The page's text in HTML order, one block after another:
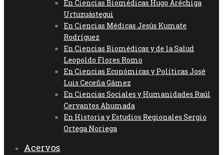
En Ciencias Biomédicas Hugo Aréchiga
Urtuzuástegui
En Ciencias Médicas Jesús Kumate
Rodríguez
En Ciencias Biomédicas y de la Salud
Leopoldo Flores Romo
En Ciencias Económicas y Políticas José
Luis Ceceña Gámez
En Ciencias Sociales y Humanidades Raúl
Cervantes Ahumada
En Historia y Estudios Regionales Sergio
Ortega Noriega
Acervos